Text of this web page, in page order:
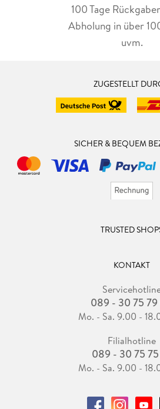
100 Tage
Abholung in über
uvm.
ZUGESTELLT
SICHER & BEQUEM
TRUSTED
KONTAKT
089 - 30 75
Mo. - Sa. 9.00 -
Filialhotline
089 - 30 75
Mo. - Sa. 9.00 -